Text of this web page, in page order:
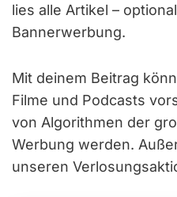
lies alle Artikel –
Bannerwerbung.
Mit deinem Beitrag
Filme und Podcasts
von Algorithmen der
Werbung werden.
unseren